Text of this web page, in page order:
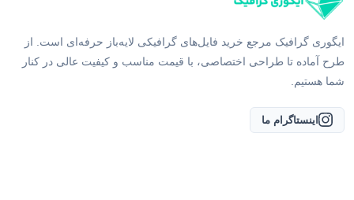
طرح آماده تا طراحی اختصاصی، با قیمت مناسب و کیفیت عالی در کنار
شما هستیم.
اینستاگرام ما